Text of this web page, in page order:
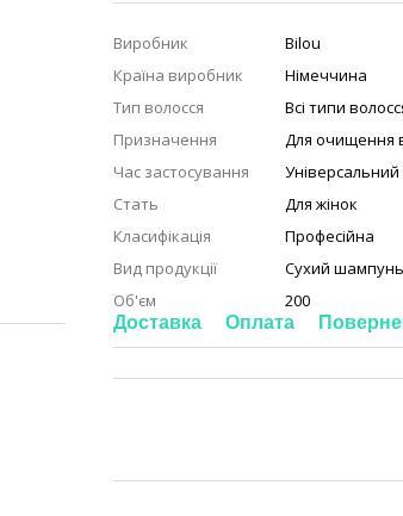
Виробник
Bilou
Країна виробник
Німеччина
Тип волосся
Всі типи
Призначення
Для очищення
Час застосування
Універсальний
Стать
Для жінок
Класифікація
Професійна
Вид продукції
Сухий шампунь
Об'єм
200
Доставка Оплата